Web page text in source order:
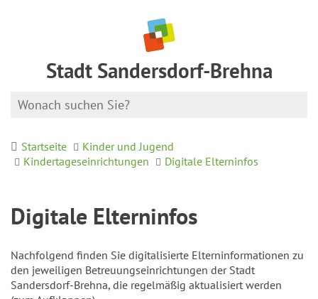
Stadt Sandersdorf-Brehna
Startseite
Kinder und Jugend
Kindertageseinrichtungen
Digitale Elterninfos
Digitale Elterninfos
Nachfolgend finden Sie digitalisierte Elterninformationen zu
den jeweiligen Betreuungseinrichtungen der Stadt
Sandersdorf-Brehna, die regelmäßig aktualisiert werden